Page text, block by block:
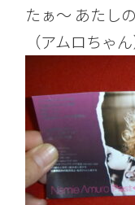
たぁ～ あたし
（アムロちゃん